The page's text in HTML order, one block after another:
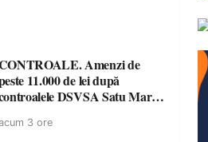
Amenzi de
11.000 de lei după
DSVSA Satu Mare!
pentru nereguli
3 ore